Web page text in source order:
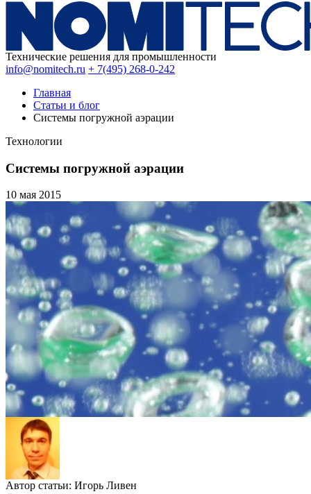
Технические решения для промышленности
info@nomitech.ru + 7(495) 268-0-242
Главная
Статьи и блог
Системы погружной аэрации
Технологии
Системы погружной аэрации
10 мая 2015
Автор статьи: Игорь Ливен